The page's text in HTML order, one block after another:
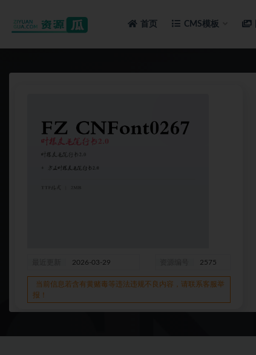
首页 CMS模板
2026-03-29 2575
当前信息若含有黄赌毒等违法违规不良内容，请联系客服举
报！